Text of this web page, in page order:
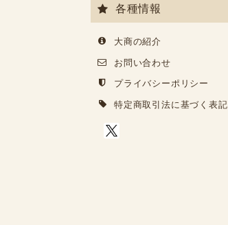
各種情報
大商の紹介
お問い合わせ
プライバシーポリシー
特定商取引法に基づく表記